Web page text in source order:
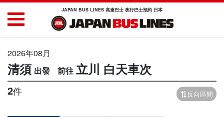
JAPAN BUS LINES 高速巴士 夜行巴士預約 日本
2026年08月
清須 立川 白天車次
2件 反向區間